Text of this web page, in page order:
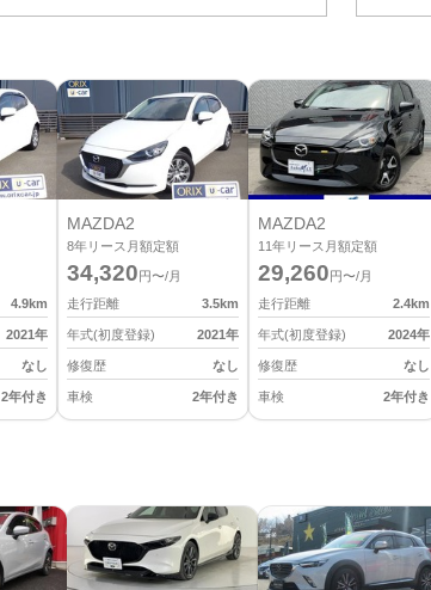
4.9km
2021年
なし
2年付き
MAZDA2
8年リース月額定額
34,320 円〜/月
走行距離
3.5km
年式(初度登録) 2021年
修復歴 なし
車検 2年付き
MAZDA2
11年リース月額定額
29,260 円〜/月
走行距離
2.4km
年式(初度登録) 2024年
修復歴 なし
車検 2年付き